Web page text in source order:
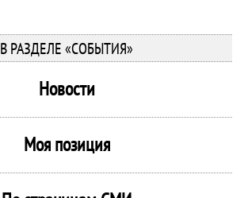
В РАЗДЕЛЕ «СОБЫТИЯ»
Новости
Моя позиция